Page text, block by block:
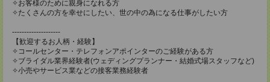
✧お客様のために親身になれる方
✧たくさんの方を幸せにしたい、世の中の為になる仕事がしたい方
--------------------
【歓迎するお人柄・経験】
✧コールセンター・テレフォンアポインターのご経験がある方
✧ブライダル業界経験者(ウェディングプランナー・結婚式場スタッフなど)
✧小売やサービス業などの接客業務経験者